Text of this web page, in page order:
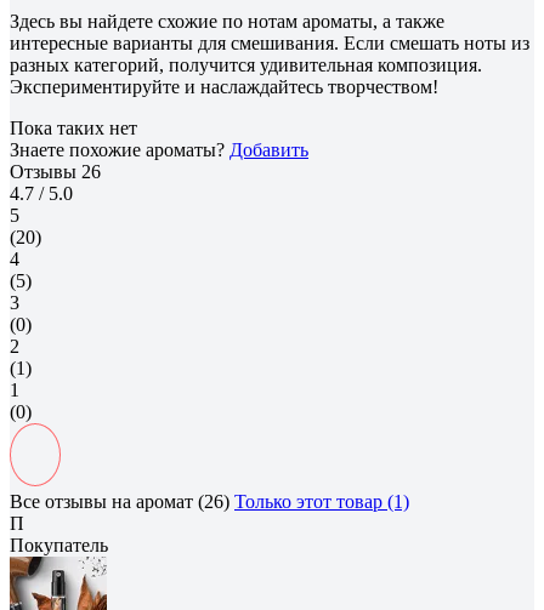
Здесь вы найдете схожие по нотам ароматы, а также
интересные варианты для смешивания. Если смешать ноты из
разных категорий, получится удивительная композиция.
Экспериментируйте и наслаждайтесь творчеством!
Пока таких нет
Знаете похожие ароматы? Добавить
Отзывы 26
4.7 / 5.0
5
(20)
4
(5)
3
(0)
2
(1)
1
(0)
Все отзывы на аромат (26) Только этот товар (1)
П
Покупатель